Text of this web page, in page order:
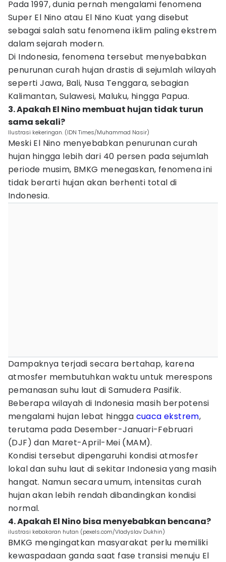
Pada 1997, dunia pernah mengalami fenomena
Super El Nino atau El Nino Kuat yang disebut
sebagai salah satu fenomena iklim paling ekstrem
dalam sejarah modern.
Di Indonesia, fenomena tersebut menyebabkan
penurunan curah hujan drastis di sejumlah wilayah
seperti Jawa, Bali, Nusa Tenggara, sebagian
Kalimantan, Sulawesi, Maluku, hingga Papua.
3. Apakah El Nino membuat hujan tidak turun
sama sekali?
Ilustrasi kekeringan. (IDN Times/Muhammad Nasir)
Meski El Nino menyebabkan penurunan curah
hujan hingga lebih dari 40 persen pada sejumlah
periode musim, BMKG menegaskan, fenomena ini
tidak berarti hujan akan berhenti total di
Indonesia.
Dampaknya terjadi secara bertahap, karena
atmosfer membutuhkan waktu untuk merespons
pemanasan suhu laut di Samudera Pasifik.
Beberapa wilayah di Indonesia masih berpotensi
mengalami hujan lebat hingga cuaca ekstrem,
terutama pada Desember-Januari-Februari
(DJF) dan Maret-April-Mei (MAM).
Kondisi tersebut dipengaruhi kondisi atmosfer
lokal dan suhu laut di sekitar Indonesia yang masih
hangat. Namun secara umum, intensitas curah
hujan akan lebih rendah dibandingkan kondisi
normal.
4. Apakah El Nino bisa menyebabkan bencana?
ilustrasi kebakaran hutan (pexels.com/Vladyslav Dukhin)
BMKG mengingatkan masyarakat perlu memiliki
kewaspadaan ganda saat fase transisi menuju El